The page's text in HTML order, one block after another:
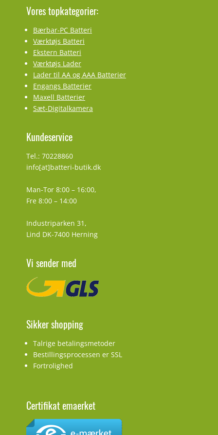
Vores topkategorier:
Bærbar-PC Batteri
Værktøjs Batteri
Ekstern Batteri
Værktøjs Lader
Lader til AA og AAA Batterier
Engangs Batterier
Maxell Batterier
Sæt-Digitalkamera
Kundeservice
Tel.: 70228860
info[at]batteri-butik.dk
Man-Tor 8:00 – 16:00,
Fre 8:00 – 14:00
Industriparken 31,
Lind DK-7400 Herning
Vi sender med
Sikker shopping
Talrige betalingsmetoder
Bestillingsprocessen er SSL
Fortrolighed
Certifikat emaerket